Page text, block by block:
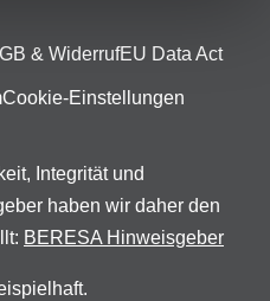
& WiderrufEU Data Act
Cookie-Einstellungen
Integrität und
haben wir daher den
BERESA Hinweisgeber